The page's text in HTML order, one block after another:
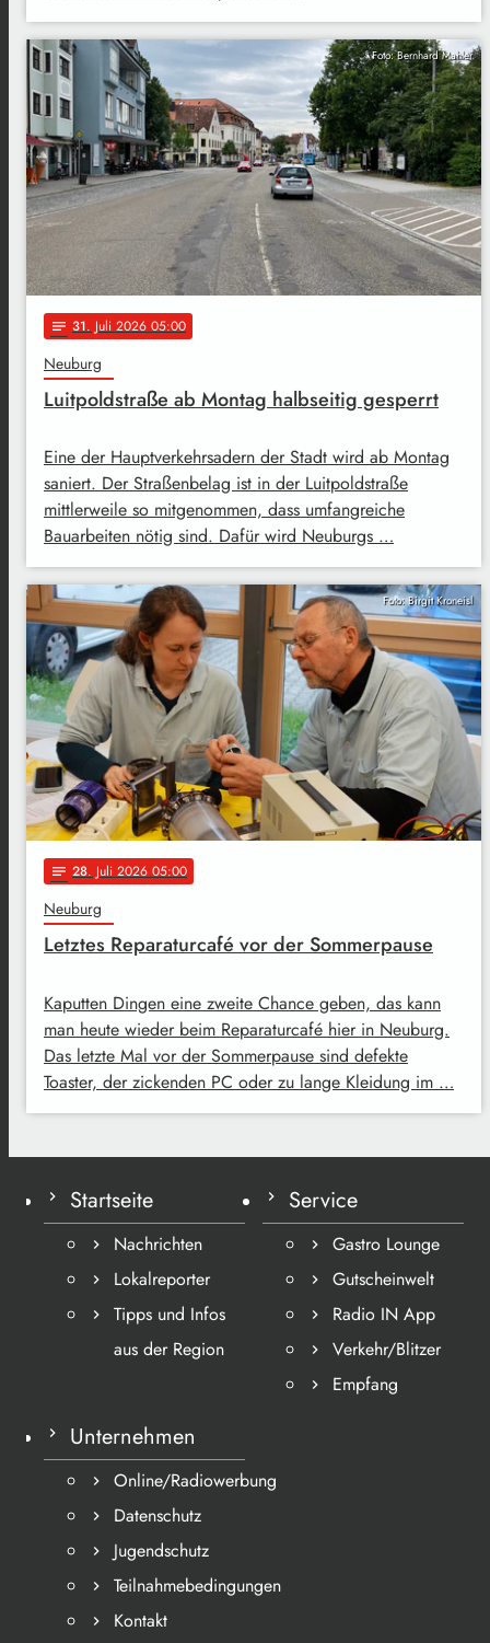
Foto: Bernhard Mahler
notes 31. Juli 2026 05:00
Neuburg
Luitpoldstraße ab Montag halbseitig gesperrt
Eine der Hauptverkehrsadern der Stadt wird ab Montag
saniert. Der Straßenbelag ist in der Luitpoldstraße
mittlerweile so mitgenommen, dass umfangreiche
Bauarbeiten nötig sind. Dafür wird Neuburgs …
Foto: Birgit Kroneisl
notes 28. Juli 2026 05:00
Neuburg
Letztes Reparaturcafé vor der Sommerpause
Kaputten Dingen eine zweite Chance geben, das kann
man heute wieder beim Reparaturcafé hier in Neuburg.
Das letzte Mal vor der Sommerpause sind defekte
Toaster, der zickenden PC oder zu lange Kleidung im …
Startseite
Nachrichten
Lokalreporter
Tipps und Infos
aus der Region
Service
Gastro Lounge
Gutscheinwelt
Radio IN App
Verkehr/Blitzer
Empfang
Unternehmen
Online/Radiowerbung
Datenschutz
Jugendschutz
Teilnahmebedingungen
Kontakt